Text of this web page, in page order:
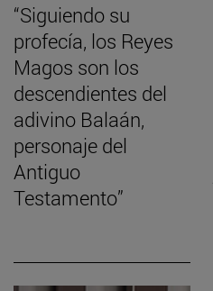
“Siguiendo su
profecía, los Reyes
Magos son los
descendientes del
adivino Balaán,
personaje del
Antiguo
Testamento”